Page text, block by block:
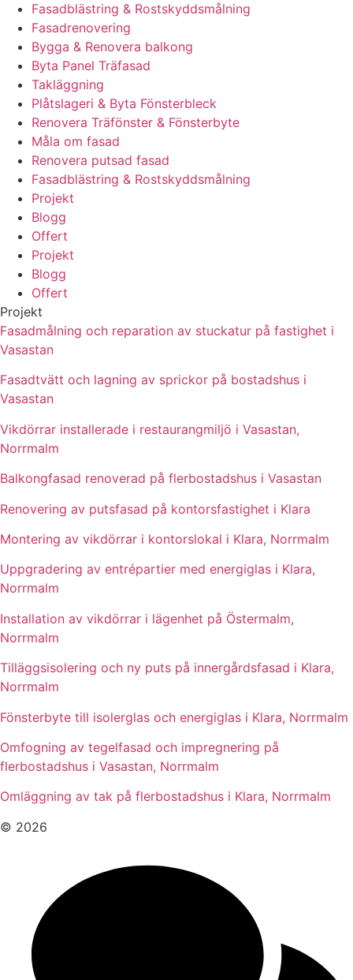
Fasadblästring & Rostskyddsmålning
Fasadrenovering
Bygga & Renovera balkong
Byta Panel Träfasad
Takläggning
Plåtslageri & Byta Fönsterbleck
Renovera Träfönster & Fönsterbyte
Måla om fasad
Renovera putsad fasad
Fasadblästring & Rostskyddsmålning
Projekt
Blogg
Offert
Projekt
Blogg
Offert
Projekt
Fasadmålning och reparation av stuckatur på fastighet i
Vasastan
Fasadtvätt och lagning av sprickor på bostadshus i
Vasastan
Vikdörrar installerade i restaurangmiljö i Vasastan,
Norrmalm
Balkongfasad renoverad på flerbostadshus i Vasastan
Renovering av putsfasad på kontorsfastighet i Klara
Montering av vikdörrar i kontorslokal i Klara, Norrmalm
Uppgradering av entrépartier med energiglas i Klara,
Norrmalm
Installation av vikdörrar i lägenhet på Östermalm,
Norrmalm
Tilläggsisolering och ny puts på innergårdsfasad i Klara,
Norrmalm
Fönsterbyte till isolerglas och energiglas i Klara, Norrmalm
Omfogning av tegelfasad och impregnering på
flerbostadshus i Vasastan, Norrmalm
Omläggning av tak på flerbostadshus i Klara, Norrmalm
© 2026